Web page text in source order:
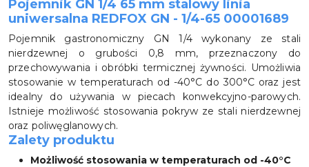
Pojemnik GN 1/4 65 mm stalowy linia
uniwersalna REDFOX GN - 1/4-65 00001689
Pojemnik gastronomiczny GN 1/4 wykonany ze stali
nierdzewnej o grubości 0,8 mm, przeznaczony do
przechowywania i obróbki termicznej żywności. Umożliwia
stosowanie w temperaturach od -40°C do 300°C oraz jest
idealny do używania w piecach konwekcyjno-parowych.
Istnieje możliwość stosowania pokryw ze stali nierdzewnej
oraz poliwęglanowych.
Zalety produktu
Możliwość stosowania w temperaturach od -40°C